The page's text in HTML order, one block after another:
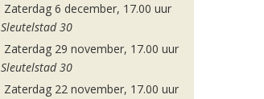
Zaterdag 6 december, 17.00 uur
Sleutelstad 30
Zaterdag 29 november, 17.00 uur
Sleutelstad 30
Zaterdag 22 november, 17.00 uur